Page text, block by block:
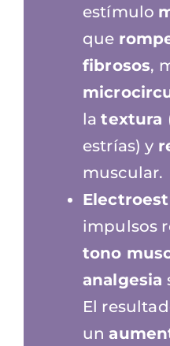
estímulo
que
fibrosos,
latextura
estrías) y
muscular.
impulsos
tono
analgesia
El
un